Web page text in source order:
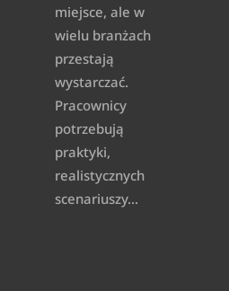
miejsce, ale w
wielu branżach
przestają
wystarczać.
Pracownicy
potrzebują
praktyki,
realistycznych
scenariuszy...